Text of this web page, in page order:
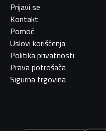
Prijavi se
Kontakt
Pomoć
Uslovi korišćenja
Politika privatnosti
Prava potrošača
Sigurna trgovina